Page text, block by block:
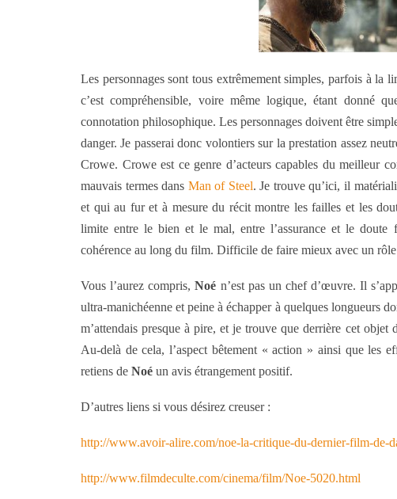
Les personnages sont tous extrêmement simples, parfois à la
c’est compréhensible, voire même logique, étant donné
connotation philosophique. Les personnages doivent être
danger. Je passerai donc volontiers sur la prestation assez
Crowe. Crowe est ce genre d’acteurs capables du meilleur
mauvais termes dans Man of Steel. Je trouve qu’ici, il
et qui au fur et à mesure du récit montre les failles et les
limite entre le bien et le mal, entre l’assurance et le doute
cohérence au long du film. Difficile de faire mieux avec un rôle
Vous l’aurez compris,Noé n’est pas un chef d’œuvre. Il
ultra-manichéenne et peine à échapper à quelques longueurs
m’attendais presque à pire, et je trouve que derrière cet
Au-delà de cela, l’aspect bêtement « action » ainsi que les
retiens de Noé un avis étrangement positif.
D’autres liens si vous désirez creuser :
http://www.avoir-alire.com/noe-la-critique-du-dernier-film-de-
http://www.filmdeculte.com/cinema/film/Noe-5020.html